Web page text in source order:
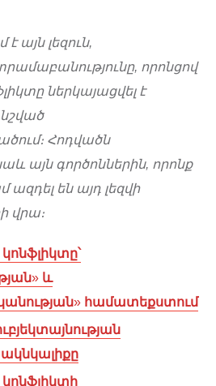
է այն լեզուն,
որոնցով
ներկայացվել է
Հոդվածն
այն գործոններին, որոնք
են այդ լեզվի
վրա։
» և
» համատեքստում